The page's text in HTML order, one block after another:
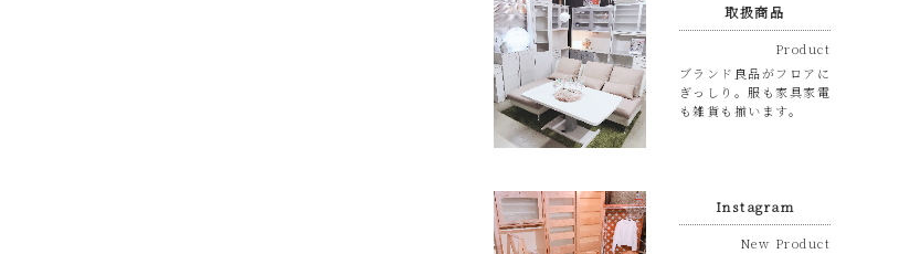
取扱商品
Product
ブランド良品がフロアに
ぎっしり。服も家具家電
も雑貨も揃います。
Instagram
New Product